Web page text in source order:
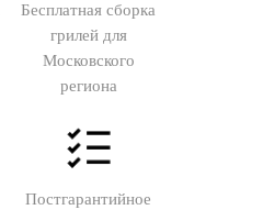
Бесплатная сборка
грилей для
Московского
региона
Постгарантийное